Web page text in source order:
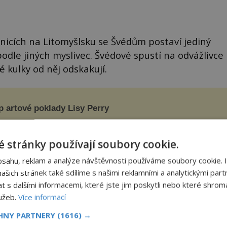
na Litomyšlsku se Švédům postaví jediný
jiných myslivec. Švédové spustí na odvážlivce
kulky od něj odskakují.
artové poklady Lisy Perry
Co ji ovlivnilo v dětství a proč vypadá její domov právě
Interié...
stránky používají soubory cookie.
reklam a analýze návštěvnosti používáme soubory cookie.
stránek také sdílíme s našimi reklamními a analytickými
s dalšími informacemi, které jste jim poskytli nebo které
Více informací
PARTNERY (1616) →